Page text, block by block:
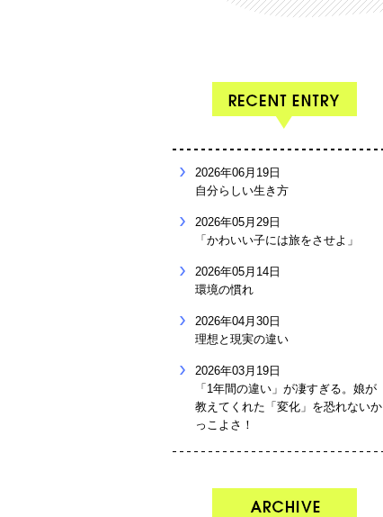
2026年06月19日
自分らしい生き方
2026年05月29日
「かわいい子には旅をさせよ」
2026年05月14日
環境の慣れ
2026年04月30日
理想と現実の違い
2026年03月19日
「1年間の違い」が凄すぎる。娘が
教えてくれた「変化」を恐れないか
っこよさ！